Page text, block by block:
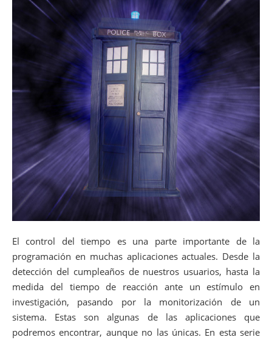
El control del tiempo es una parte importante de la
programación en muchas aplicaciones actuales. Desde la
detección del cumpleaños de nuestros usuarios, hasta la
medida del tiempo de reacción ante un estímulo en
investigación, pasando por la monitorización de un
sistema. Estas son algunas de las aplicaciones que
podremos encontrar, aunque no las únicas. En esta serie